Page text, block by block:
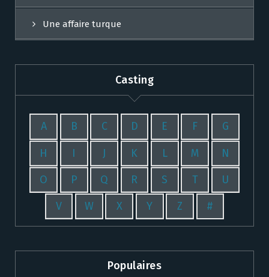
Une affaire turque
Casting
A B C D E F G
H I J K L M N
O P Q R S T U
V W X Y Z #
Populaires